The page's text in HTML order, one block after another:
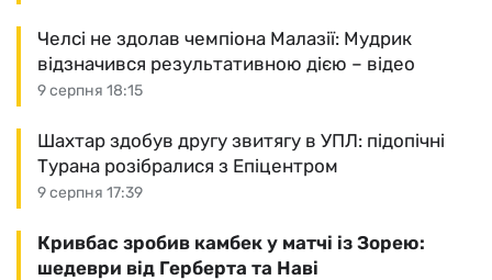
9 серпня 18:15
Челсі не здолав чемпіона Малазії: Мудрик
відзначився результативною дією – відео
9 серпня 17:39
Шахтар здобув другу звитягу в УПЛ: підопічні
Турана розібралися з Епіцентром
Кривбас зробив камбек у матчі із Зорею:
шедеври від Герберта та Наві